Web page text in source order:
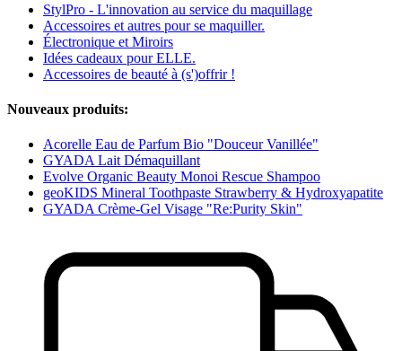
StylPro - L'innovation au service du maquillage
Accessoires et autres pour se maquiller.
Électronique et Miroirs
Idées cadeaux pour ELLE.
Accessoires de beauté à (s')offrir !
Nouveaux produits:
Acorelle Eau de Parfum Bio "Douceur Vanillée"
GYADA Lait Démaquillant
Evolve Organic Beauty Monoi Rescue Shampoo
geoKIDS Mineral Toothpaste Strawberry & Hydroxyapatite
GYADA Crème-Gel Visage "Re:Purity Skin"